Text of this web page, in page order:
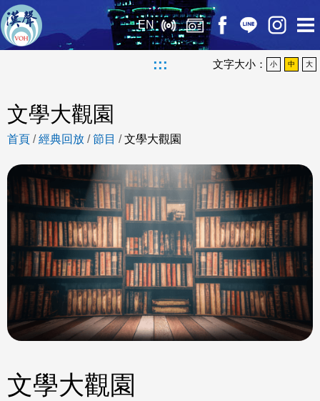
EN
::: 文字大小： 小 中 大
文學大觀園
首頁 /經典回放 /節目 /文學大觀園
文學大觀園